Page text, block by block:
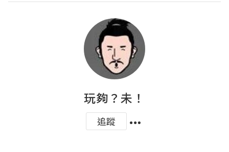
玩夠？未！
追蹤